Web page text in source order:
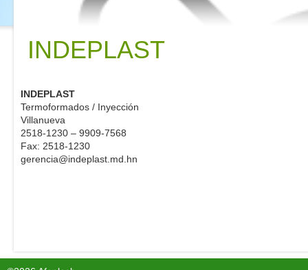
INDEPLAST
INDEPLAST
Termoformados / Inyección
Villanueva
2518-1230 – 9909-7568
Fax: 2518-1230
gerencia@indeplast.md.hn